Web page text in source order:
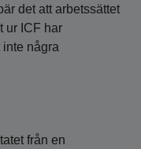
det att arbetssättet
ur ICF har
några
från en